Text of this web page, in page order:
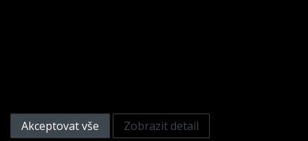
Akceptovat vše
Zobrazit detail